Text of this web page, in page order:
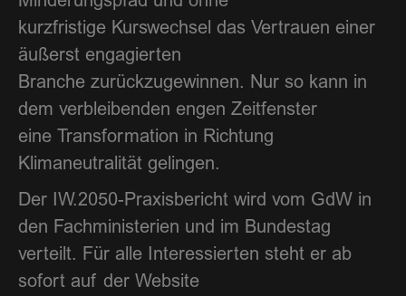
kurzfristige Kurswechsel das Vertrauen einer
äußerst engagierten
Branche zurückzugewinnen. Nur so kann in
dem verbleibenden engen Zeitfenster
eine Transformation in Richtung
Klimaneutralität gelingen.
Der IW.2050-Praxisbericht wird vom GdW in
den Fachministerien und im Bundestag
verteilt. Für alle Interessierten steht er ab
sofort auf der Website